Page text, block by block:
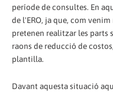
període de consultes. En
de l'ERO, ja que, com
pretenen realitzar les parts
raons de reducció de
plantilla.
Davant aquesta situació